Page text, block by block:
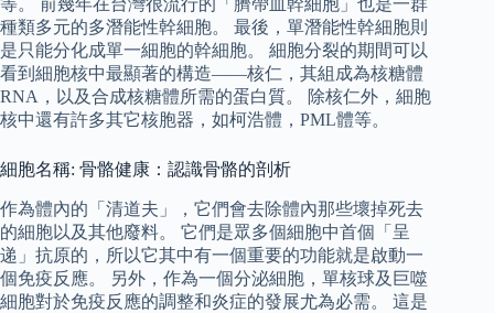
等。 前幾年在台灣很流行的「臍帶血幹細胞」也是一群
種類多元的多潛能性幹細胞。 最後，單潛能性幹細胞則
是只能分化成單一細胞的幹細胞。 細胞分裂的期間可以
看到細胞核中最顯著的構造——核仁，其組成為核糖體
RNA，以及合成核糖體所需的蛋白質。 除核仁外，細胞
核中還有許多其它核胞器，如柯浩體，PML體等。
細胞名稱: 骨骼健康：認識骨骼的剖析
作為體內的「清道夫」，它們會去除體內那些壞掉死去
的細胞以及其他廢料。 它們是眾多個細胞中首個「呈
递」抗原的，所以它其中有一個重要的功能就是啟動一
個免疫反應。 另外，作為一個分泌細胞，單核球及巨噬
細胞對於免疫反應的調整和炎症的發展尤為必需。 這是